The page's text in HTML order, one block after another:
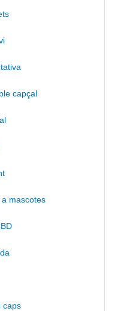
capçal
a mascotes
caps